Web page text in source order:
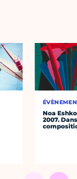
Noa
2007.